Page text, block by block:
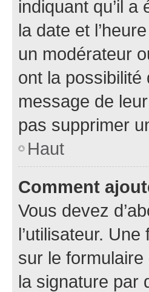
indiquant qu’il
la date et
un modérateur
ont la possibilité
message de
pas supprimer
Haut
Comment
Vous devez
l’utilisateur.
sur le
la signature par